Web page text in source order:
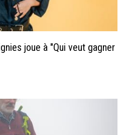
joue à "Qui veut gagner